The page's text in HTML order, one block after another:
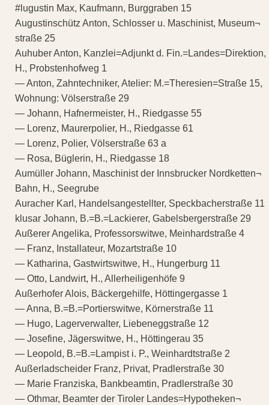
#lugustin Max, Kaufmann, Burggraben 15
Augustinschütz Anton, Schlosser u. Maschinist, Museum¬
straße 25
Auhuber Anton, Kanzlei=Adjunkt d. Fin.=Landes=Direktion,
H., Probstenhofweg 1
— Anton, Zahntechniker, Atelier: M.=Theresien=Straße 15,
Wohnung: Völserstraße 29
— Johann, Hafnermeister, H., Riedgasse 55
— Lorenz, Maurerpolier, H., Riedgasse 61
— Lorenz, Polier, Völserstraße 63 a
— Rosa, Büglerin, H., Riedgasse 18
Aumüller Johann, Maschinist der Innsbrucker Nordketten¬
Bahn, H., Seegrube
Auracher Karl, Handelsangestellter, Speckbacherstraße 11
klusar Johann, B.=B.=Lackierer, Gabelsbergerstraße 29
Außerer Angelika, Professorswitwe, Meinhardstraße 4
— Franz, Installateur, Mozartstraße 10
— Katharina, Gastwirtswitwe, H., Hungerburg 11
— Otto, Landwirt, H., Allerheiligenhöfe 9
Außerhofer Alois, Bäckergehilfe, Höttingergasse 1
— Anna, B.=B.=Portierswitwe, Körnerstraße 11
— Hugo, Lagerverwalter, Liebeneggstraße 12
— Josefine, Jägerswitwe, H., Höttingerau 35
— Leopold, B.=B.=Lampist i. P., Weinhardtstraße 2
Außerladscheider Franz, Privat, Pradlerstraße 30
— Marie Franziska, Bankbeamtin, Pradlerstraße 30
— Othmar, Beamter der Tiroler Landes=Hypotheken¬